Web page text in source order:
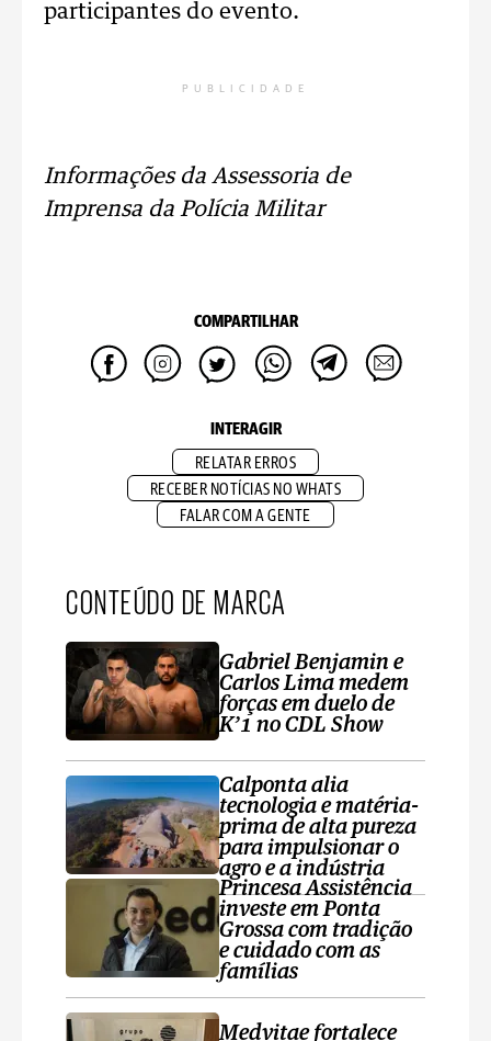
participantes do evento.
PUBLICIDADE
Informações da Assessoria de
Imprensa da Polícia Militar
COMPARTILHAR
INTERAGIR
RELATAR ERROS
RECEBER NOTÍCIAS NO WHATS
FALAR COM A GENTE
CONTEÚDO DE MARCA
Gabriel Benjamin e
Carlos Lima medem
forças em duelo de
K’1 no CDL Show
Calponta alia
tecnologia e matéria-
prima de alta pureza
para impulsionar o
agro e a indústria
Princesa Assistência
investe em Ponta
Grossa com tradição
e cuidado com as
famílias
Medvitae fortalece